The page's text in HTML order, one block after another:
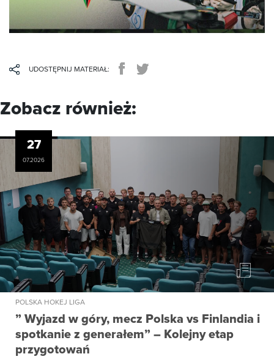
UDOSTĘPNIJ MATERIAŁ:
Zobacz również:
27
07.2026
POLSKA HOKEJ LIGA
” Wyjazd w góry, mecz Polska vs Finlandia i
spotkanie z generałem” – Kolejny etap
przygotowań